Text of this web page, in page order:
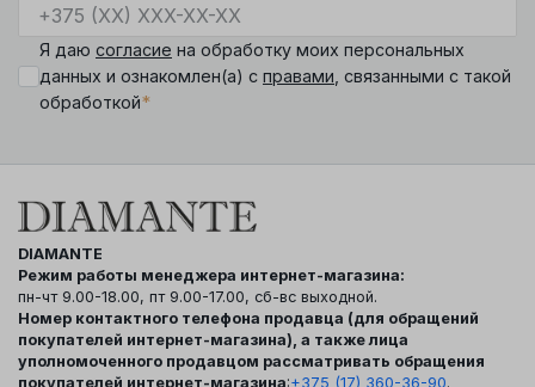
Я даю согласие на обработку моих персональных
данных и ознакомлен(а) с правами , связанными с такой
обработкой*
DIAMANTE
Режим работы менеджера интернет-магазина:
пн-чт 9.00-18.00, пт 9.00-17.00, сб-вс выходной.
Номер контактного телефона продавца (для обращений
покупателей интернет-магазина), а также лица
уполномоченного продавцом рассматривать обращения
покупателей интернет-магазина:+375 (17) 360-36-90.